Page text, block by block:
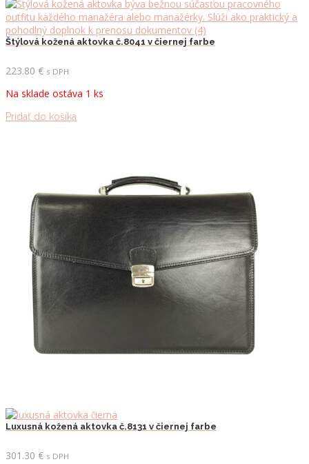
Štýlová kožená aktovka č.8041 v čiernej farbe
223.80 € s DPH
Na sklade ostáva 1 ks
Pridať do košíka
Luxusná kožená aktovka č.8131 v čiernej farbe
301.30 € s DPH